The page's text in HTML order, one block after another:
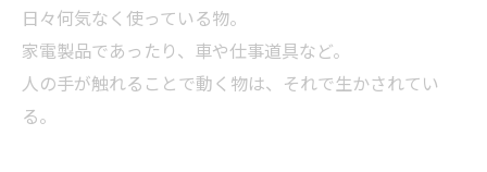
日々何気なく使っている物。
家電製品であったり、車や仕事道具など。
人の手が触れることで動く物は、それで生かされてい
る。